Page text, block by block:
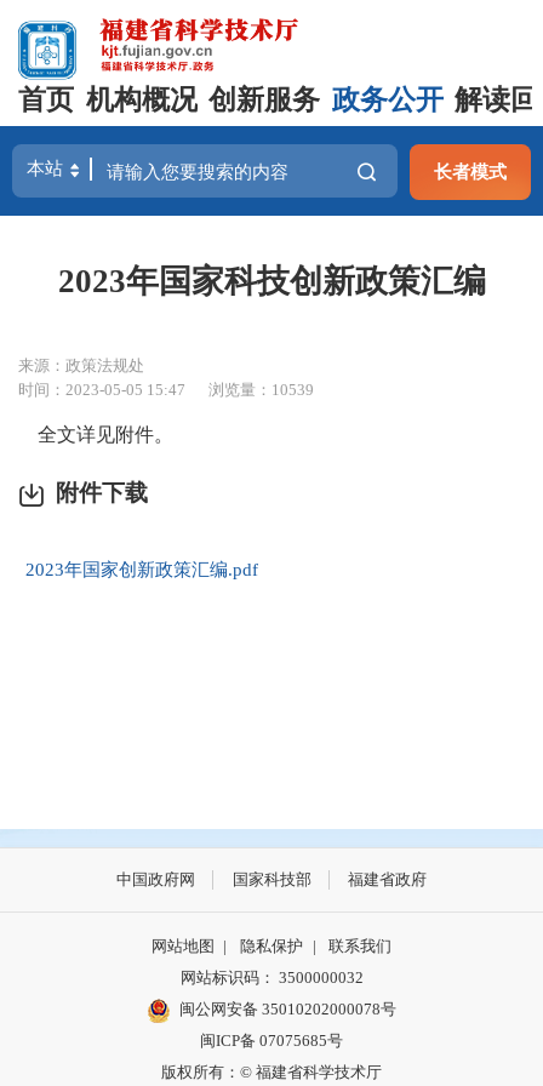
首页 机构概况 创新服务 政务公开 解读
长者模式
2023年国家科技创新政策汇编
来源：政策法规处
时间：2023-05-05 15:47
浏览量：10539
全文详见附件。
附件下载
2023年国家创新政策汇编.pdf
中国政府网 国家科技部 福建省政府
网站地图 | 隐私保护 |
联系我们
网站标识码： 3500000032
闽公网安备 35010202000078号
闽ICP备 07075685号
版权所有：© 福建省科学技术厅